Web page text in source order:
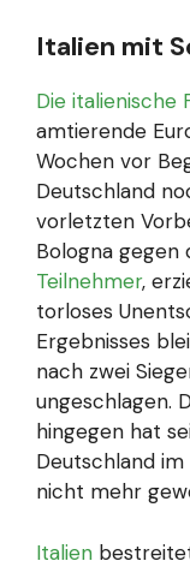
Italien mit
Die italienische
amtierende
Wochen vor
Deutschland
vorletzten
Bologna gegen
Teilnehmer,
torloses
Ergebnisses
nach zwei
ungeschlagen.
hingegen hat
Deutschland
nicht mehr
Italien